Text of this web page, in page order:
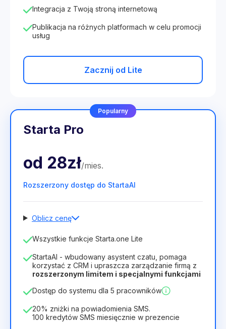
Integracja z Twoją stroną internetową
Publikacja na różnych platformach w celu promocji
usług
Zacznij od Lite
Popularny
Starta Pro
od 28zł/mies.
Rozszerzony dostęp do StartaAI
Oblicz cenę
Liczba pracowników
Czas trwania licencji
12 Months(zniżka -25%) Opłacalny
40zł28zł miesiąc
336zł za 12 Months
Wszystkie funkcje Starta.one Lite
StartaAI - wbudowany asystent czatu, pomaga
korzystać z CRM i upraszcza zarządzanie firmą z
rozszerzonym limitem i specjalnymi funkcjami
Dostęp do systemu dla 5 pracowników
20% zniżki na powiadomienia SMS.
100 kredytów SMS miesięcznie w prezencie